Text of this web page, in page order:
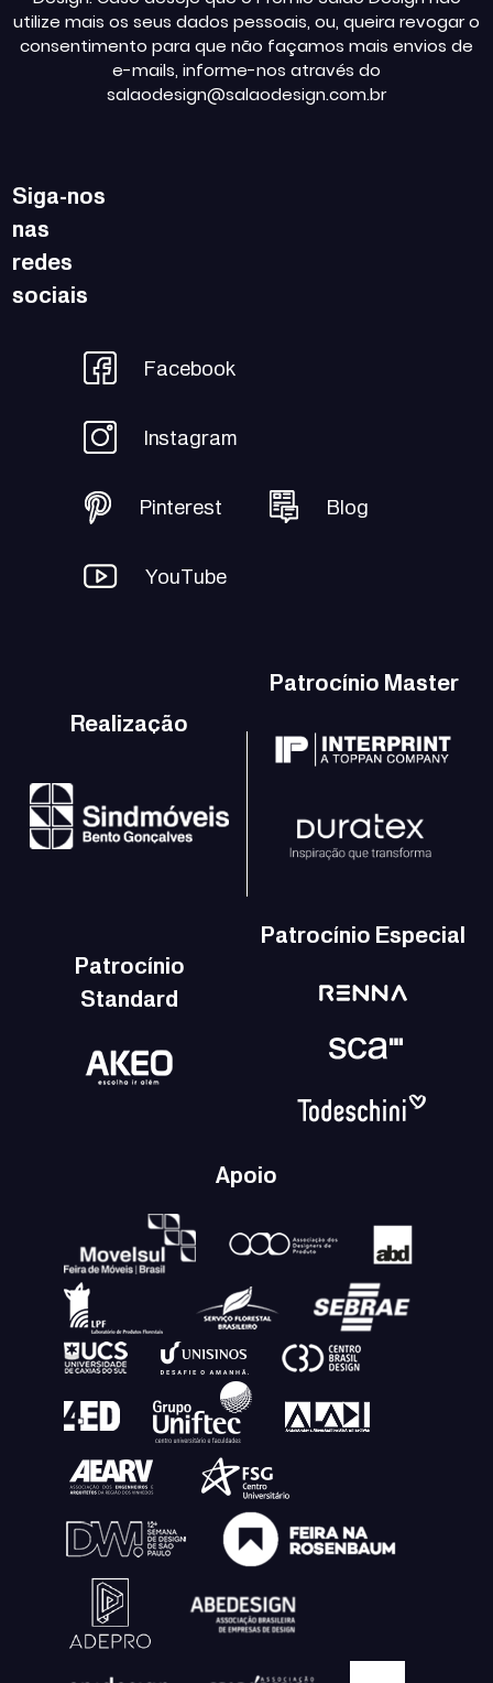
utilize mais os seus dados pessoais, ou, queira revogar o
consentimento para que não façamos mais envios de
e-mails, informe-nos através do
salaodesign@salaodesign.com.br
Siga-nos
nas
redes
sociais
Facebook
Instagram
Pinterest Blog
YouTube
Realização
Patrocínio Master
Patrocínio
Standard
Patrocínio Especial
Apoio